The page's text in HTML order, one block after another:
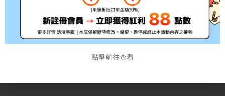
點擊前往查看